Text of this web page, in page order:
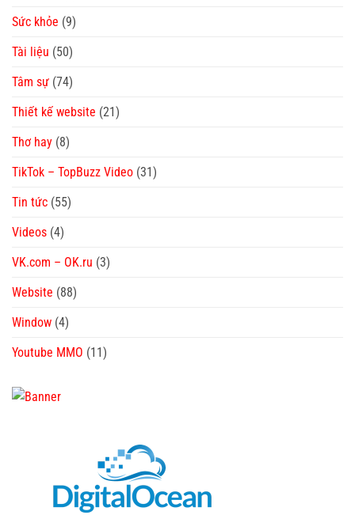
Sức khỏe (9)
Tài liệu (50)
Tâm sự (74)
Thiết kế website (21)
Thơ hay (8)
TikTok – TopBuzz Video (31)
Tin tức (55)
Videos (4)
VK.com – OK.ru (3)
Website (88)
Window (4)
Youtube MMO (11)